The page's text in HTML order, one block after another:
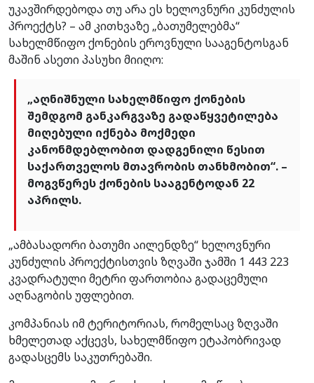
უკავშირდებოდა თუ არა ეს ხელოვნური კუნძულის
პროექტს? – ამ კითხვაზე „ბათუმელებმა“
სახელმწიფო ქონების ეროვნული სააგენტოსგან
მაშინ ასეთი პასუხი მიიღო:
„აღნიშნული სახელმწიფო ქონების
შემდგომ განკარგვაზე გადაწყვეტილება
მიღებული იქნება მოქმედი
კანონმდებლობით დადგენილი წესით
საქართველოს მთავრობის თანხმობით“. –
მოგვწერეს ქონების სააგენტოდან 22
აპრილს.
„ამბასადორი ბათუმი აილენდზე“ ხელოვნური
კუნძულის პროექტისთვის ზღვაში ჯამში 1 443 223
კვადრატული მეტრი ფართობია გადაცემული
აღნაგობის უფლებით.
კომპანიას იმ ტერიტორიას, რომელსაც ზღვაში
ხმელეთად აქცევს, სახელმწიფო ეტაპობრივად
გადასცემს საკუთრებაში.